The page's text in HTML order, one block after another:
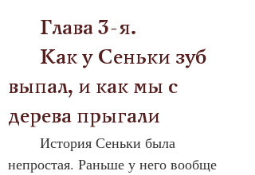
	Глава 3-я.
выпал, и как мы с
дерева прыгали
непростая. Раньше у него вообще